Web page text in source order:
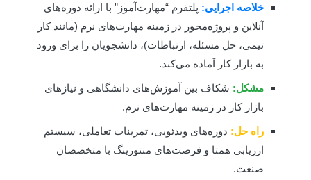
خلاصه اجرایی:پلتفرم “مهارت‌آموز” با ارائه دوره‌های
آنلاین و پروژه‌محور در زمینه مهارت‌های نرم (مانند کار
تیمی، حل مسئله، ارتباطات)، دانشجویان را برای ورود
به بازار کار آماده می‌کند.
مشکل:شکاف بین آموزش‌های دانشگاهی و نیازهای
بازار کار در زمینه مهارت‌های نرم.
راه حل:دوره‌های ویدئویی، تمرینات تعاملی، سیستم
ارزیابی همتا و فرصت‌های منتورینگ با متخصصان
صنعت.